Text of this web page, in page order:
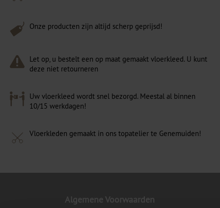
Onze producten zijn altijd scherp geprijsd!
Let op, u bestelt een op maat gemaakt vloerkleed. U kunt
deze niet retourneren
Uw vloerkleed wordt snel bezorgd. Meestal al binnen
10/15 werkdagen!
Vloerkleden gemaakt in ons topatelier te Genemuiden!
Algemene Voorwaarden